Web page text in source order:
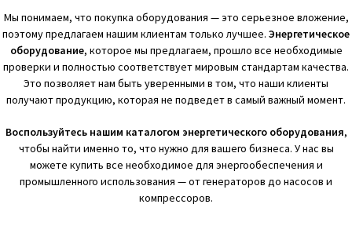
Мы понимаем, что покупка оборудования — это серьезное вложение,
поэтому предлагаем нашим клиентам только лучшее. Энергетическое
оборудование, которое мы предлагаем, прошло все необходимые
проверки и полностью соответствует мировым стандартам качества.
Это позволяет нам быть уверенными в том, что наши клиенты
получают продукцию, которая не подведет в самый важный момент.
Воспользуйтесь нашим каталогом энергетического оборудования,
чтобы найти именно то, что нужно для вашего бизнеса. У нас вы
можете купить все необходимое для энергообеспечения и
промышленного использования — от генераторов до насосов и
компрессоров.